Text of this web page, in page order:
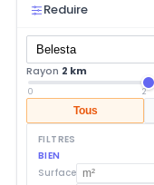
Reduire
Rayon 2 km
0 2
Tous
FILTRES
BIEN
Surface